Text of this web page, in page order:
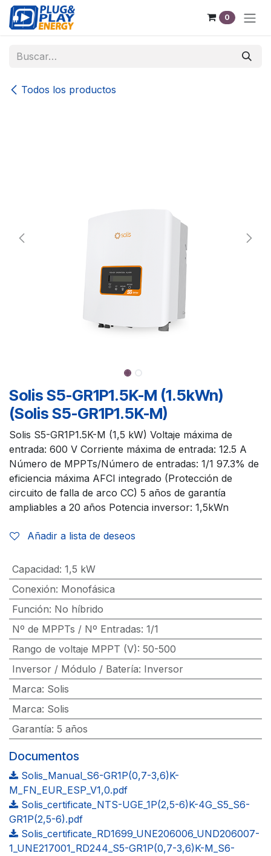
Ir al contenido
0
Todos los productos
Solis S5-GR1P1.5K-M (1.5kWn)
(Solis S5-GR1P1.5K-M)
Solis S5-GR1P1.5K-M (1,5 kW) Voltaje máxima de
entrada: 600 V Corriente máxima de entrada: 12.5 A
Número de MPPTs/Número de entradas: 1/1 97.3% de
eficiencia máxima AFCI integrado (Protección de
circuito de falla de arco CC) 5 años de garantía
ampliables a 20 años Potencia inversor: 1,5kWn
Añadir a lista de deseos
Capacidad: 1,5 kW
Conexión: Monofásica
Función: No híbrido
Nº de MPPTs / Nº Entradas: 1/1
Rango de voltaje MPPT (V): 50-500
Inversor / Módulo / Batería: Inversor
Marca: Solis
Marca: Solis
Garantía: 5 años
Documentos
Solis_Manual_S6-GR1P(0,7-3,6)K-
M_FN_EUR_ESP_V1,0.pdf
Solis_certificate_NTS-UGE_1P(2,5-6)K-4G_S5_S6-
GR1P(2,5-6).pdf
Solis_certificate_RD1699_UNE206006_UND206007-
1_UNE217001_RD244_S5-GR1P(0,7-3,6)K-M_S6-